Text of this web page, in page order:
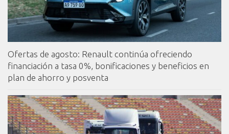
Ofertas de agosto: Renault continúa ofreciendo
financiación a tasa 0%, bonificaciones y beneficios en
plan de ahorro y posventa